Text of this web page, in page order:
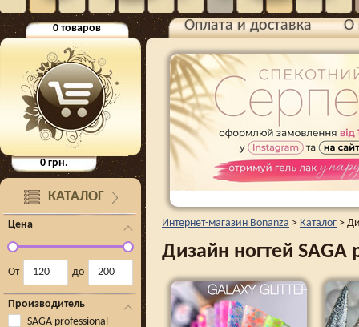
0товаров
0грн.
КАТАЛОГ
Цена
От до
Производитель
SAGA professional
Оплата и доставка О
Интернет-магазин Bonanza > Каталог >
Дизайн ногтей SAGA